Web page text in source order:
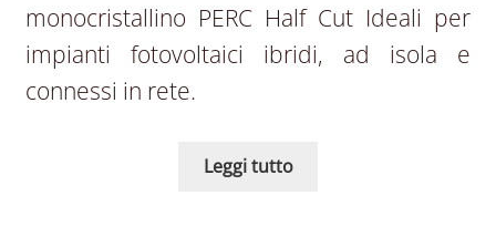
monocristallino PERC Half Cut Ideali per
impianti fotovoltaici ibridi, ad isola e
connessi in rete.
Leggi tutto